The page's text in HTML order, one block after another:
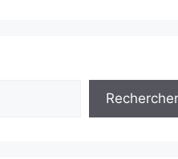
Rechercher